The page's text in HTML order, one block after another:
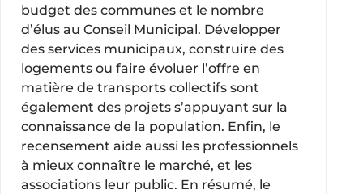
budget des communes et le nombre
d’élus au Conseil Municipal. Développer
des services municipaux, construire des
logements ou faire évoluer l’offre en
matière de transports collectifs sont
également des projets s’appuyant sur la
connaissance de la population. Enfin, le
recensement aide aussi les professionnels
à mieux connaître le marché, et les
associations leur public. En résumé, le